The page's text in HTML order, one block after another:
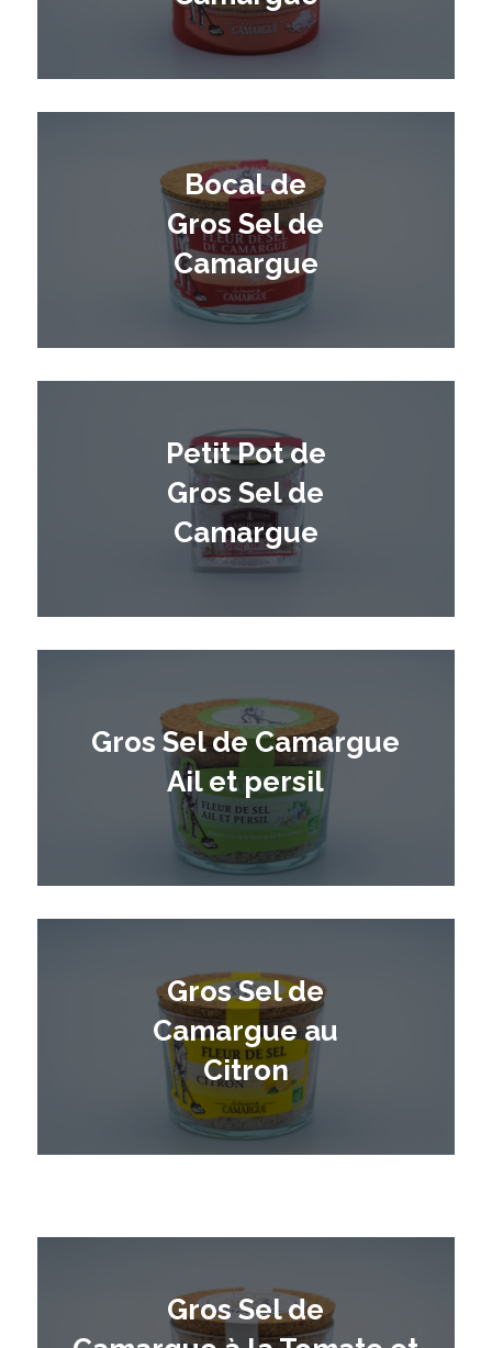
Bocal de
Gros Sel de
Camargue
Petit Pot de
Gros Sel de
Camargue
Gros Sel de Camargue
Ail et persil
Gros Sel de
Camargue au
Citron
Gros Sel de